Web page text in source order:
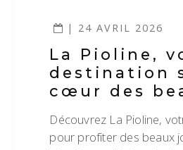
| 24 AVRIL 2026
La Pioline,
destination
cœur des
Découvrez La Pioline,
pour profiter des beaux